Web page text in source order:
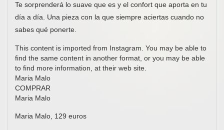
Te sorprenderá lo suave que es y el confort que aporta en tu
día a día. Una pieza con la que siempre aciertas cuando no
sabes qué ponerte.
This content is imported from Instagram. You may be able to
find the same content in another format, or you may be able
to find more information, at their web site.
Maria Malo
COMPRAR
Maria Malo
Maria Malo, 129 euros